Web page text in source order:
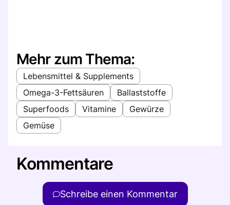
Mehr zum Thema:
Lebensmittel & Supplements
Omega-3-Fettsäuren
Ballaststoffe
Superfoods
Vitamine
Gewürze
Gemüse
Kommentare
Schreibe einen Kommentar